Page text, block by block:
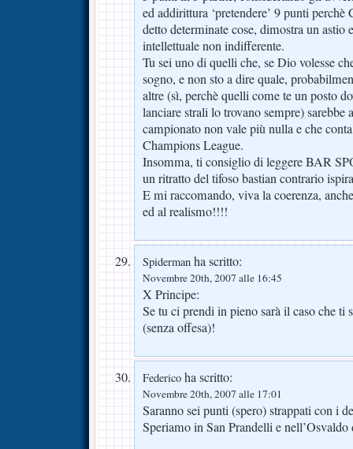
ed addirittura ‘pretendere’ 9 punti
detto determinate cose, dimostra un astio
intellettuale non indifferente.
Tu sei uno di quelli che, se Dio volesse
sogno, e non sto a dire quale,
altre (sì, perchè quelli come te un posto
lanciare strali lo trovano sempre) sarebbe
campionato non vale più nulla e che
Champions League.
Insomma, ti consiglio di leggere BAR
un ritratto del tifoso bastian contrario
E mi raccomando, viva la coerenza,
ed al realismo!!!!
Spiderman ha scritto:
Novembre 20th, 2007 alle 16:45
X Principe:
Se tu ci prendi in pieno sarà il caso che ti
(senza offesa)!
Federico ha scritto:
Novembre 20th, 2007 alle 17:01
Saranno sei punti (spero) strappati con i
Speriamo in San Prandelli e